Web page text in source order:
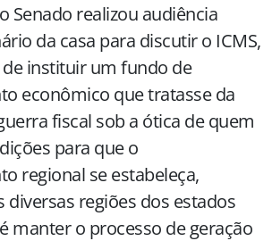
Senado realizou audiência
da casa para discutir o ICMS,
instituir um fundo de
econômico que tratasse da
fiscal sob a ótica de quem
para que o
regional se estabeleça,
diversas regiões dos estados
manter o processo de geração